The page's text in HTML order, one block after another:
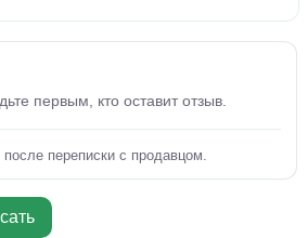
первым, кто оставит отзыв.
переписки с продавцом.